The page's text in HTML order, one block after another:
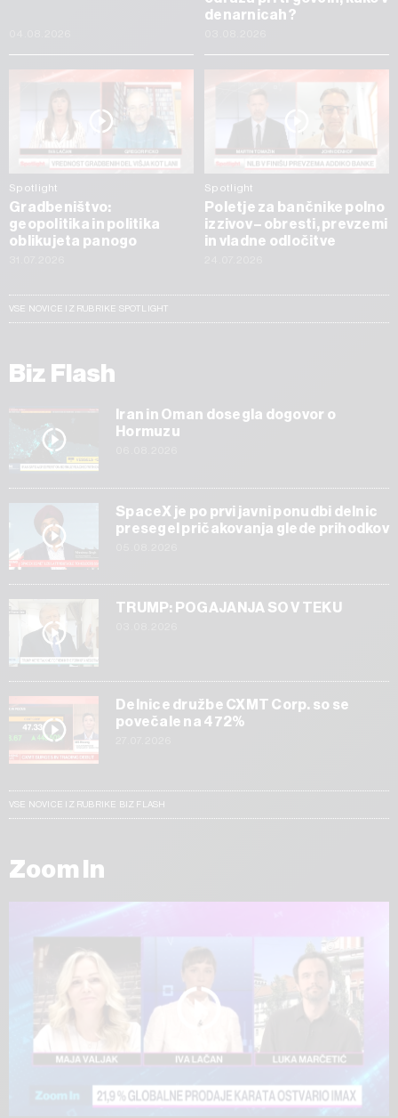
denarnicah?
Spotlight
Gradbeništvo:
geopolitika in politika
oblikujeta panogo
Spotlight
Poletje za bančnike polno
izzivov – obresti, prevzemi
in vladne odločitve
VSE NOVICE IZ RUBRIKE SPOTLIGHT
Biz Flash
Iran in Oman dosegla dogovor o
Hormuzu
SpaceX je po prvi javni ponudbi delnic
presegel pričakovanja glede prihodkov
TRUMP: POGAJANJA SO V TEKU
Delnice družbe CXMT Corp. so se
povečale na 472%
VSE NOVICE IZ RUBRIKE BIZ FLASH
Zoom In